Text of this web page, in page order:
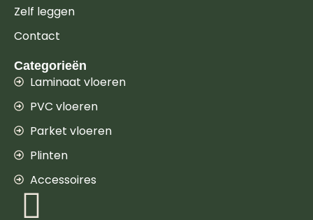
Zelf leggen
Contact
Categorieën
Laminaat vloeren
PVC vloeren
Parket vloeren
Plinten
Accessoires